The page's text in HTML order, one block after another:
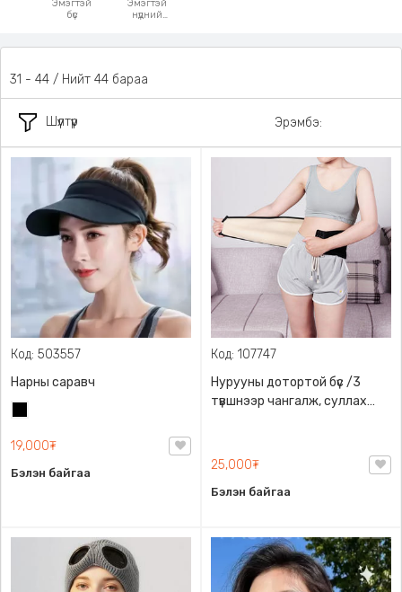
Эмэгтэй
бүс
Эмэгтэй
нүдний
Шүүлтүүр
31 - 44 / Нийт 44 бараа
Эрэмбэ:
Код: 503557
Нарны саравч
19,000₮
Бэлэн байгаа
Код: 107747
Нурууны дотортой бүс /3
түвшнээр чангалж, суллах
25,000₮
Бэлэн байгаа